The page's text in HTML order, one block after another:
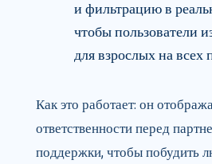
и фильтрацию в
чтобы пользователи
для взрослых на всех
Как это работает: он
ответственности перед
поддержки, чтобы побудить